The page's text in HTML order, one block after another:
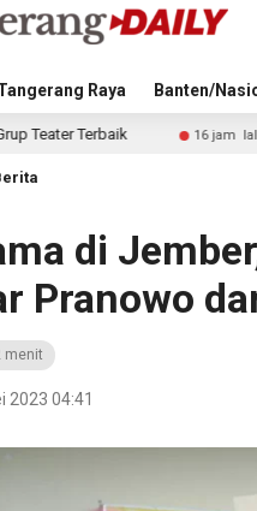
Raya Banten/
16 jam lalu 1.200 Warga Labuan
di
Pranowo
menit
2023 04:41